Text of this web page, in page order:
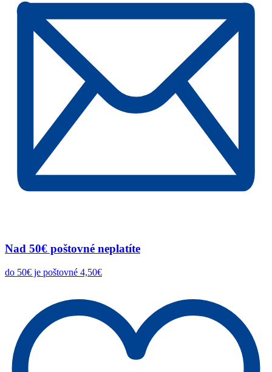
Nad 50€ poštovné neplatíte
do 50€ je poštovné 4,50€